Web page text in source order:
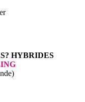
HYBRIDES